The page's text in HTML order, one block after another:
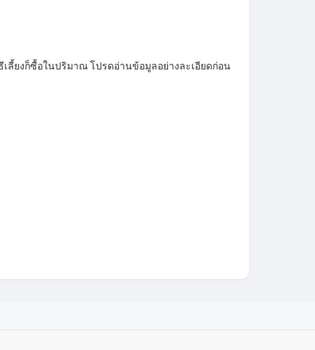
ลี้ยงก็ซื้อในปริมาณ โปรดอ่านข้อมูลอย่างละเอียดก่อน